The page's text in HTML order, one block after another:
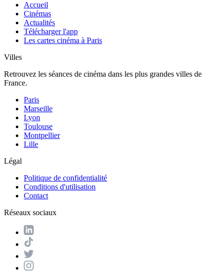
Accueil
Cinémas
Actualités
Télécharger l'app
Les cartes cinéma à Paris
Villes
Retrouvez les séances de cinéma dans les plus grandes villes de
France.
Paris
Marseille
Lyon
Toulouse
Montpellier
Lille
Légal
Politique de confidentialité
Conditions d'utilisation
Contact
Réseaux sociaux